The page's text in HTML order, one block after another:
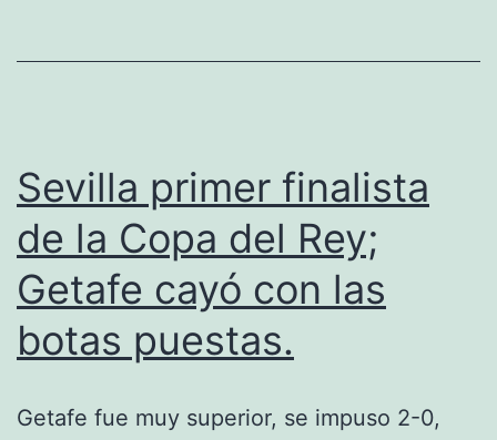
Sevilla primer finalista
de la Copa del Rey;
Getafe cayó con las
botas puestas.
Getafe fue muy superior, se impuso 2-0,